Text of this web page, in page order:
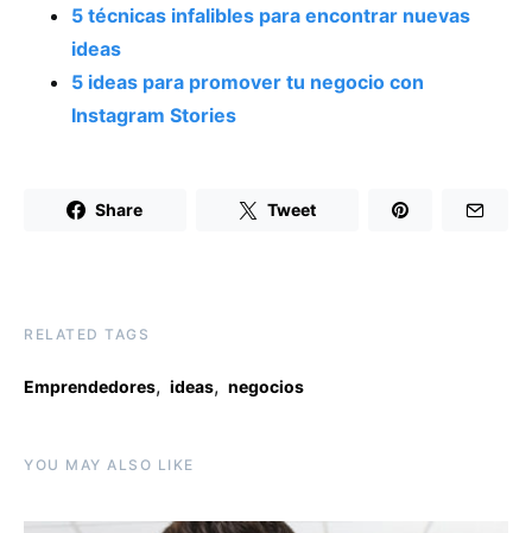
5 técnicas infalibles para encontrar nuevas
ideas
5 ideas para promover tu negocio con
Instagram Stories
Share Tweet
RELATED TAGS
Emprendedores, ideas, negocios
YOU MAY ALSO LIKE